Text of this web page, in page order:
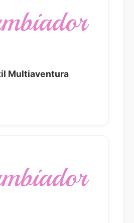
Multiaventura